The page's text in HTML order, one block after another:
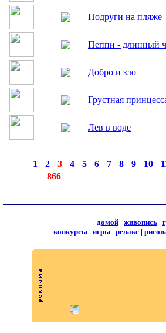
Подруги на пляже
Пеппи - длинный
Добро и зло
Грустная
Лев в воде
1 2 3 4 5 6 7 8 9 10
866
домой | живопись |
конкурсы| игры| релакс|